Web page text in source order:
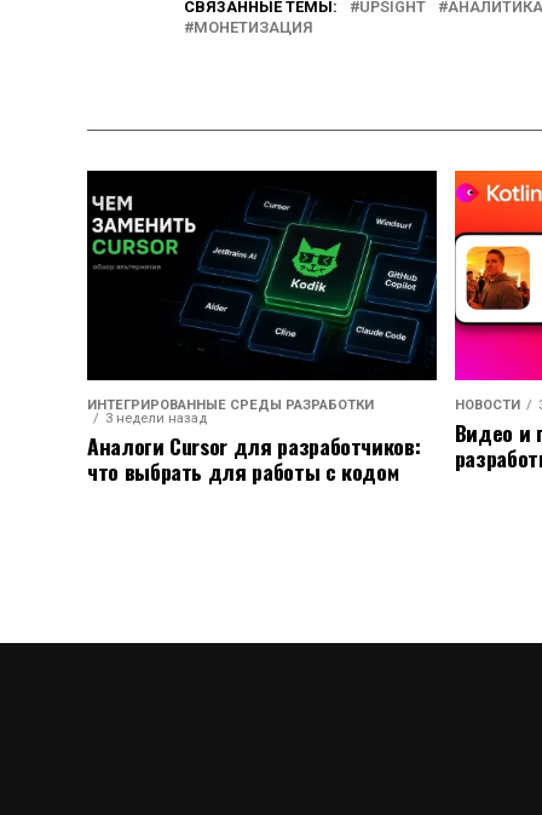
СВЯЗАННЫЕ ТЕМЫ: UPSIGHT
МОНЕТИЗАЦИЯ
ИНТЕГРИРОВАННЫЕ СРЕДЫ РАЗРАБОТКИ
3 недели назад
Аналоги Cursor для разработчиков:
что выбрать для работы с кодом
НОВОСТИ
Видео и